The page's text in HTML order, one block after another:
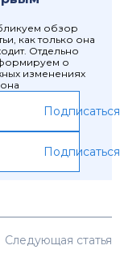
обзор
как только она
Отдельно
о
изменениях
Подписаться
Подписаться
Следующая статья